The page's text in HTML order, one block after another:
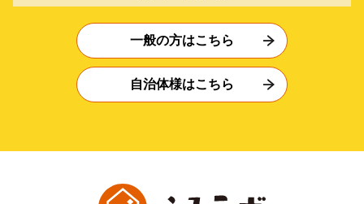
一般の方はこちら
自治体様はこちら